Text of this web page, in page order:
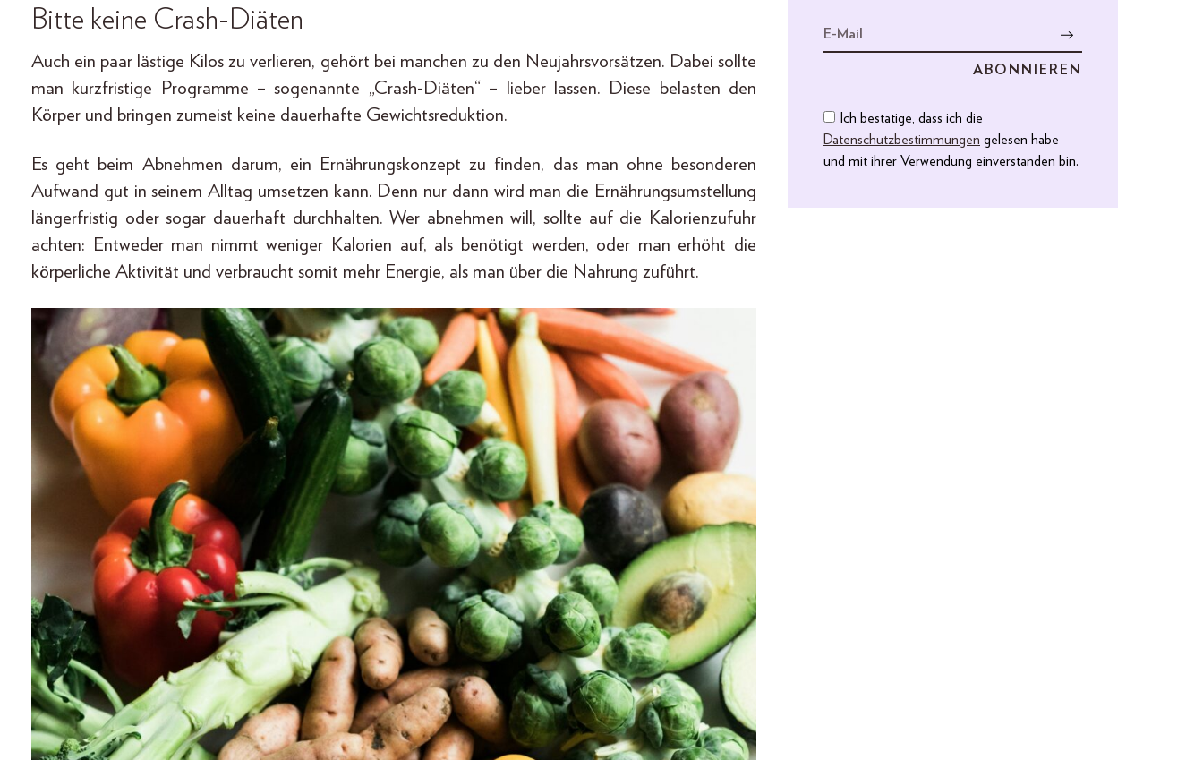
Bitte keine Crash-Diäten
Auch ein paar lästige Kilos zu verlieren, gehört bei manchen zu den Neujahrsvorsätzen. Dabei sollte
man kurzfristige Programme – sogenannte „Crash-Diäten“ – lieber lassen. Diese belasten den
Körper und bringen zumeist keine dauerhafte Gewichtsreduktion.
Es geht beim Abnehmen darum, ein Ernährungskonzept zu finden, das man ohne besonderen
Aufwand gut in seinem Alltag umsetzen kann. Denn nur dann wird man die Ernährungsumstellung
längerfristig oder sogar dauerhaft durchhalten. Wer abnehmen will, sollte auf die Kalorienzufuhr
achten: Entweder man nimmt weniger Kalorien auf, als benötigt werden, oder man erhöht die
körperliche Aktivität und verbraucht somit mehr Energie, als man über die Nahrung zuführt.
Ich bestätige, dass ich die
Datenschutzbestimmungen gelesen habe
und mit ihrer Verwendung einverstanden bin.